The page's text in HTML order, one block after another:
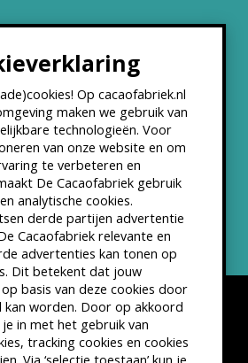
Op cacaofabriek.nl
maken we gebruik van
technologieën. Voor
van onze website en om
te verbeteren en
De Cacaofabriek gebruik
analytische cookies.
derde partijen advertentie
Cacaofabriek relevante en
advertenties kan tonen op
Dit betekent dat jouw
basis van deze cookies door
kan worden. Door op akkoord
in met het gebruik van
tracking cookies en cookies
Via ‘selectie toestaan’ kun je